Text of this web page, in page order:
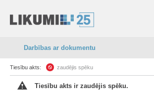
Darbības ar dokumentu
Tiesību akts: zaudējis spēku
Tiesību akts ir zaudējis spēku.